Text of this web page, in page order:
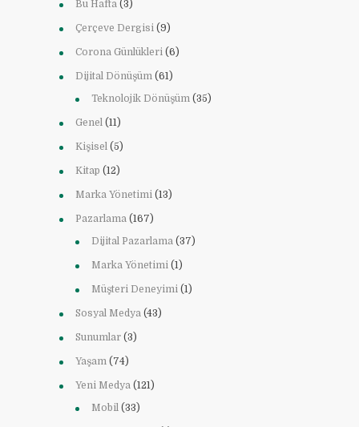
Bu Hafta (3)
Çerçeve Dergisi (9)
Corona Günlükleri (6)
Dijital Dönüşüm (61)
Teknolojik Dönüşüm (35)
Genel (11)
Kişisel (5)
Kitap (12)
Marka Yönetimi (13)
Pazarlama (167)
Dijital Pazarlama (37)
Marka Yönetimi (1)
Müşteri Deneyimi (1)
Sosyal Medya (43)
Sunumlar (3)
Yaşam (74)
Yeni Medya (121)
Mobil (33)